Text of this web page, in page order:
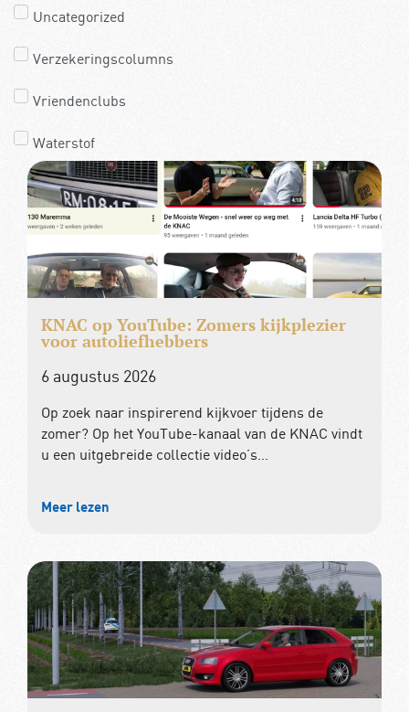
Uncategorized
Verzekeringscolumns
Vriendenclubs
Waterstof
KNAC op YouTube: Zomers kijkplezier
voor autoliefhebbers
6 augustus 2026
Op zoek naar inspirerend kijkvoer tijdens de
zomer? Op het YouTube-kanaal van de KNAC vindt
u een uitgebreide collectie video’s…
Meer lezen